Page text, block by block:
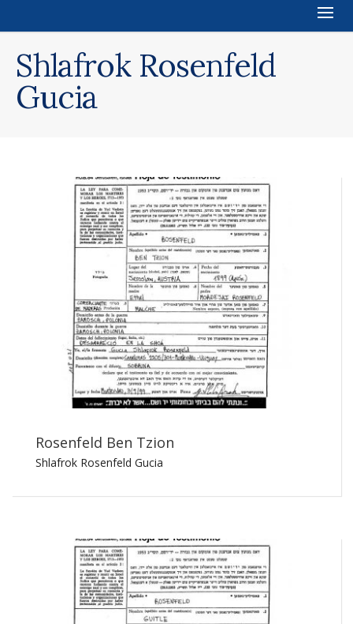
Shlafrok Rosenfeld
Gucia
Rosenfeld Ben Tzion
Shlafrok Rosenfeld Gucia